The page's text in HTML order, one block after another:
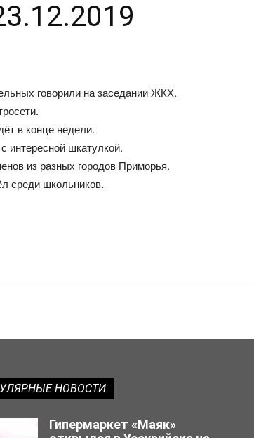
говорили на заседании ЖКХ.
в конце недели.
интересной шкатулкой.
из разных городов Приморья.
среди школьников.
НОВОСТИ
Гипермаркет «Маяк»